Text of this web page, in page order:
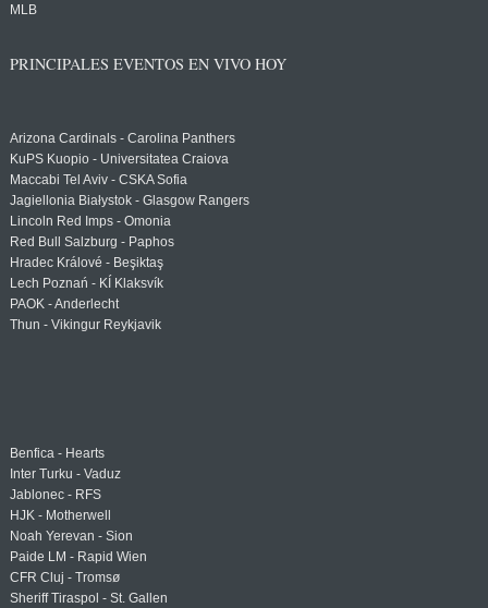
MLB
PRINCIPALES EVENTOS EN VIVO HOY
Arizona Cardinals - Carolina Panthers
KuPS Kuopio - Universitatea Craiova
Maccabi Tel Aviv - CSKA Sofia
Jagiellonia Białystok - Glasgow Rangers
Lincoln Red Imps - Omonia
Red Bull Salzburg - Paphos
Hradec Králové - Beşiktaş
Lech Poznań - KÍ Klaksvík
PAOK - Anderlecht
Thun - Vikingur Reykjavik
Benfica - Hearts
Inter Turku - Vaduz
Jablonec - RFS
HJK - Motherwell
Noah Yerevan - Sion
Paide LM - Rapid Wien
CFR Cluj - Tromsø
Sheriff Tiraspol - St. Gallen